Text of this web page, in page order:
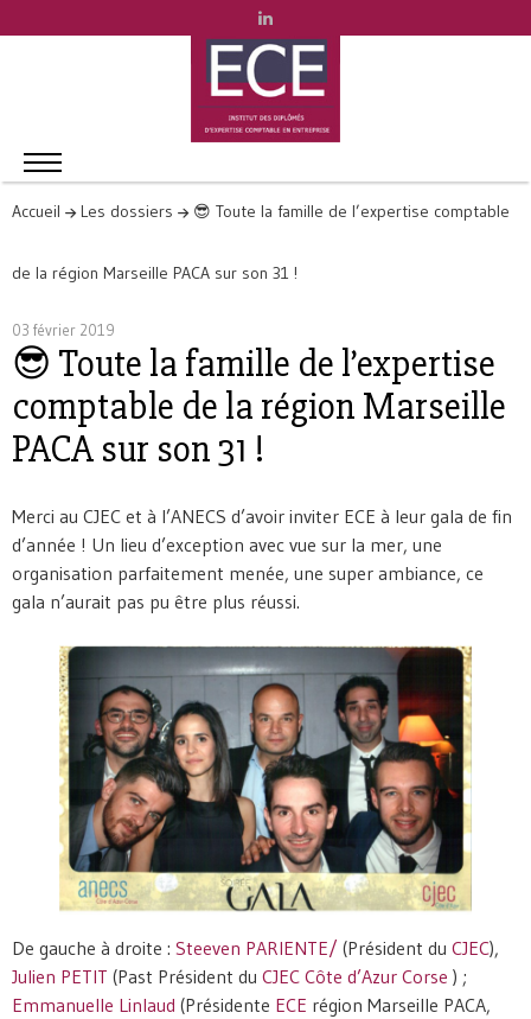
Accueil Les dossiers 😎 Toute la famille de l’expertise comptable
de la région Marseille PACA sur son 31 !
03 février 2019
😎 Toute la famille de l’expertise
comptable de la région Marseille
PACA sur son 31 !
Merci au CJEC et à l’ANECS d’avoir inviter ECE à leur gala de fin
d’année ! Un lieu d’exception avec vue sur la mer, une
organisation parfaitement menée, une super ambiance, ce
gala n’aurait pas pu être plus réussi.
De gauche à droite : Steeven PARIENTE/ (Président du CJEC),
Julien PETIT (Past Président du CJEC Côte d’Azur Corse ) ;
Emmanuelle Linlaud (Présidente ECE région Marseille PACA,